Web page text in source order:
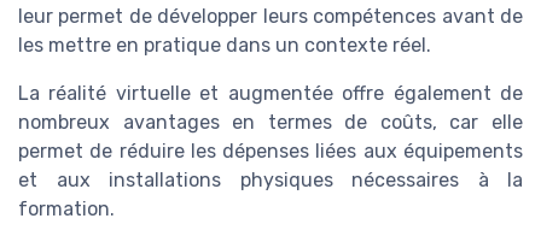
leur permet de développer leurs compétences avant de
les mettre en pratique dans un contexte réel.
La réalité virtuelle et augmentée offre également de
nombreux avantages en termes de coûts, car elle
permet de réduire les dépenses liées aux équipements
et aux installations physiques nécessaires à la
formation.